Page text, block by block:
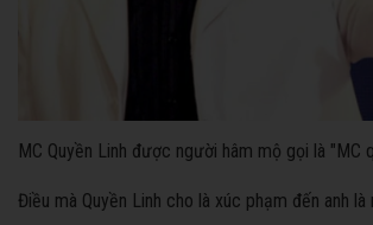
MC Quyền Linh được người hâm mộ gọi là "MC
Điều mà Quyền Linh cho là xúc phạm đến anh